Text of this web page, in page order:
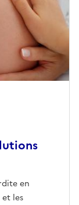
en
et les